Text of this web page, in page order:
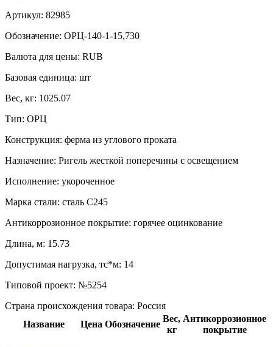
Артикул: 82985
Обозначение: ОРЦ-140-1-15,730
Валюта для цены: RUB
Базовая единица: шт
Вес, кг: 1025.07
Тип: ОРЦ
Конструкция: ферма из углового проката
Назначение: Ригель жесткой поперечины с освещением
Исполнение: укороченное
Марка стали: сталь С245
Антикоррозионное покрытие: горячее оцинкование
Длина, м: 15.73
Допустимая нагрузка, тс*м: 14
Типовой проект: №5254
Страна происхождения товара: Россия
Название
Цена Обозначение
Вес,
кг
Антикоррозионное
покрытие